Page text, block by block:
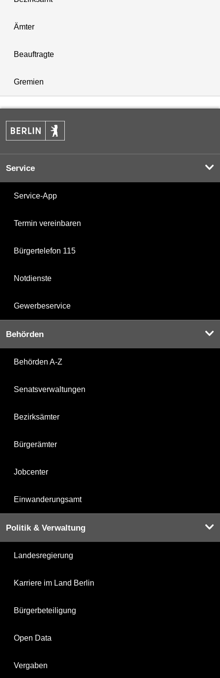
Ämter
Beauftragte
Gremien
Service
Service-App
Termin vereinbaren
Bürgertelefon 115
Notdienste
Gewerbeservice
Behörden
Behörden A-Z
Senatsverwaltungen
Bezirksämter
Bürgerämter
Jobcenter
Einwanderungsamt
Politik & Verwaltung
Landesregierung
Karriere im Land Berlin
Bürgerbeteiligung
Open Data
Vergaben